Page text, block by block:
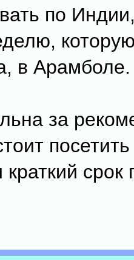
по
в Арамболе.
за
посетить
краткий